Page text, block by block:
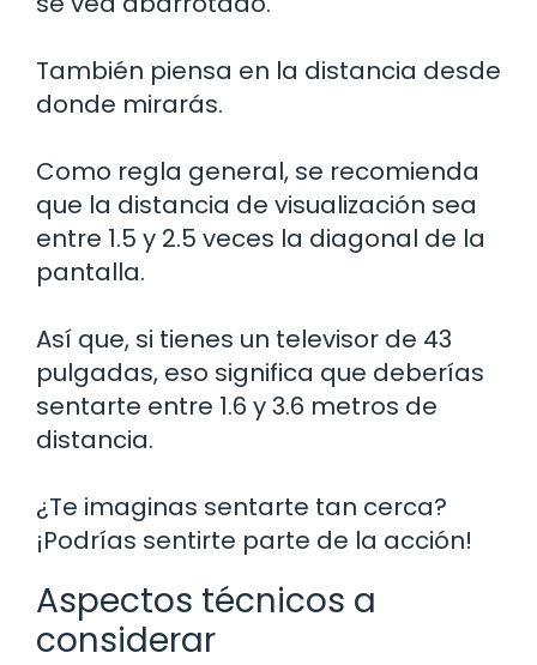
También piensa en la distancia desde
donde mirarás.
Como regla general, se recomienda
que la distancia de visualización sea
entre 1.5 y 2.5 veces la diagonal de la
pantalla.
Así que, si tienes un televisor de 43
pulgadas, eso significa que deberías
sentarte entre 1.6 y 3.6 metros de
distancia.
¿Te imaginas sentarte tan cerca?
¡Podrías sentirte parte de la acción!
Aspectos técnicos a
considerar